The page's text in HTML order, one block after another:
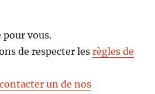
pour vous.
de respecter lesrègles de
contacter un de nos